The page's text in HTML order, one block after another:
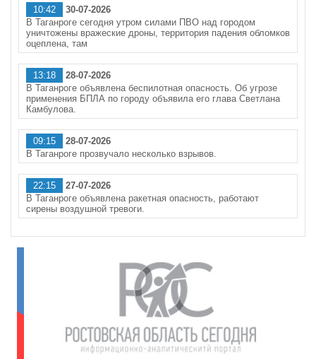
10:42
30-07-2026
В Таганроге сегодня утром силами ПВО над городом
уничтожены вражеские дроны, территория падения обломков
оцеплена, там
13:18
28-07-2026
В Таганроге объявлена беспилотная опасность. Об угрозе
применения БПЛА по городу объявила его глава Светлана
Камбулова.
09:15
28-07-2026
В Таганроге прозвучало несколько взрывов.
22:15
27-07-2026
В Таганроге объявлена ракетная опасность, работают
сирены воздушной тревоги.